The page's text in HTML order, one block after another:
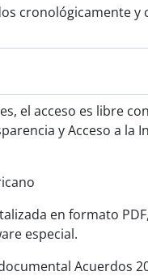
cronológicamente y
el acceso es libre
y Acceso a la
en formato
especial.
Acuerdos